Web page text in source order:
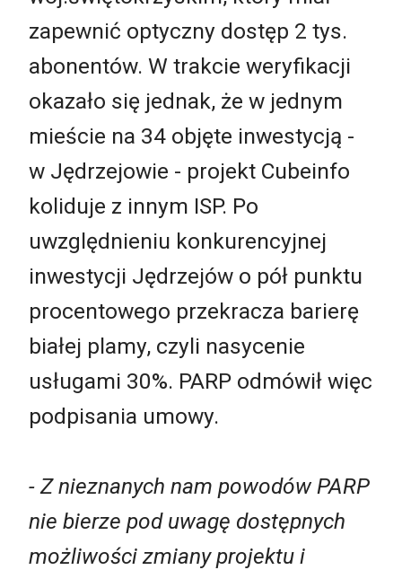
zapewnić optyczny dostęp 2 tys.
abonentów. W trakcie weryfikacji
okazało się jednak, że w jednym
mieście na 34 objęte inwestycją -
w Jędrzejowie - projekt Cubeinfo
koliduje z innym ISP. Po
uwzględnieniu konkurencyjnej
inwestycji Jędrzejów o pół punktu
procentowego przekracza barierę
białej plamy, czyli nasycenie
usługami 30%. PARP odmówił więc
podpisania umowy.
- Z nieznanych nam powodów PARP
nie bierze pod uwagę dostępnych
możliwości zmiany projektu i